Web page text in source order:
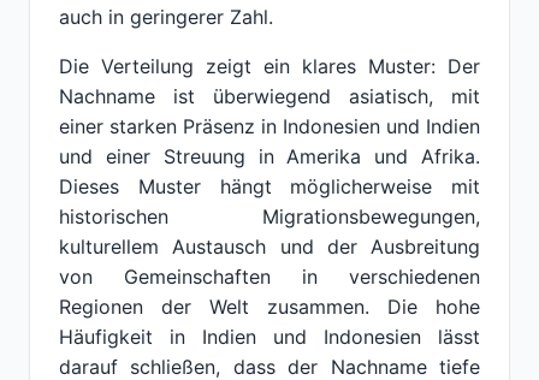
auch in geringerer Zahl.
Die Verteilung zeigt ein klares Muster: Der
Nachname ist überwiegend asiatisch, mit
einer starken Präsenz in Indonesien und Indien
und einer Streuung in Amerika und Afrika.
Dieses Muster hängt möglicherweise mit
historischen Migrationsbewegungen,
kulturellem Austausch und der Ausbreitung
von Gemeinschaften in verschiedenen
Regionen der Welt zusammen. Die hohe
Häufigkeit in Indien und Indonesien lässt
darauf schließen, dass der Nachname tiefe